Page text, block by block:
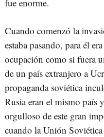
fue enorme.
Cuando comenzó la
estaba pasando, para él
ocupación como si fuera
de un país extranjero a
propaganda soviética
Rusia eran el mismo país
orgulloso de este gran
cuando la Unión Soviética